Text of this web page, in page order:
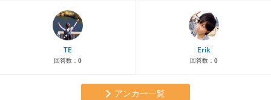
TE
回答数： 0
Erik
回答数： 0
アンカー一覧